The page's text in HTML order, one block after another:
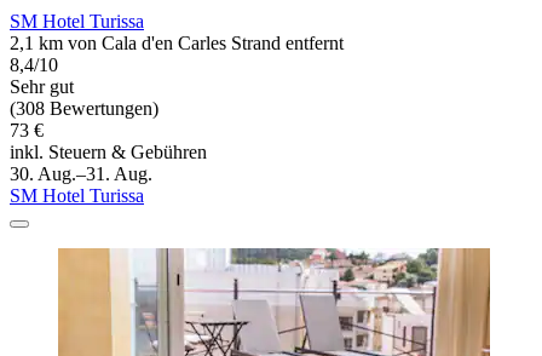
SM Hotel Turissa
2,1 km von Cala d'en Carles Strand entfernt
8,4/10
Sehr gut
(308 Bewertungen)
73 €
inkl. Steuern & Gebühren
30. Aug.–31. Aug.
SM Hotel Turissa